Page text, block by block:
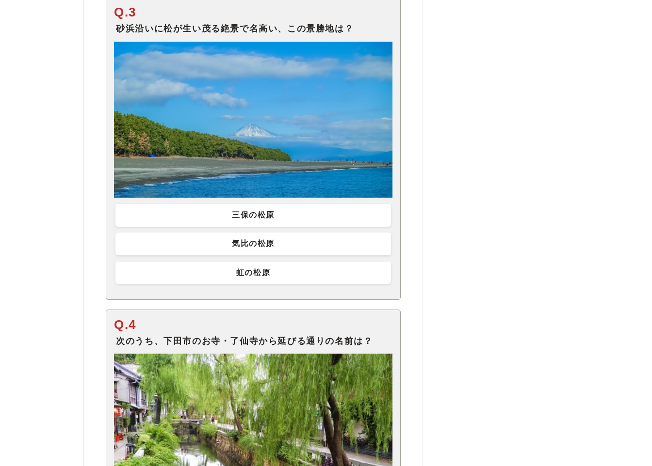
Q.3
砂浜沿いに松が生い茂る絶景で名高い、この景勝地は？
三保の松原
気比の松原
虹の松原
Q.4
次のうち、下田市のお寺・了仙寺から延びる通りの名前は？